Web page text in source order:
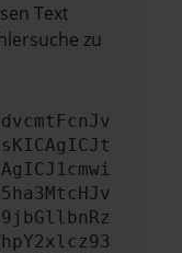
Text
zu